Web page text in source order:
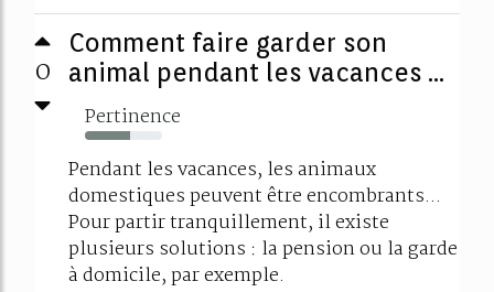
0
Comment faire garder son
animal pendant les vacances ...
Pertinence
58%
Pendant les vacances, les animaux
domestiques peuvent être encombrants...
Pour partir tranquillement, il existe
plusieurs solutions : la pension ou la garde
à domicile, par exemple.